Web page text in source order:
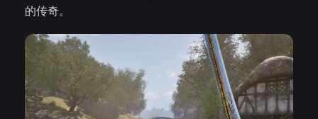
的传奇。